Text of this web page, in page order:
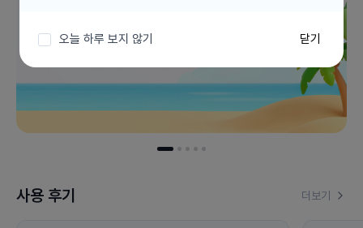
사용 후기 더보기
오늘 하루 보지 않기 닫기